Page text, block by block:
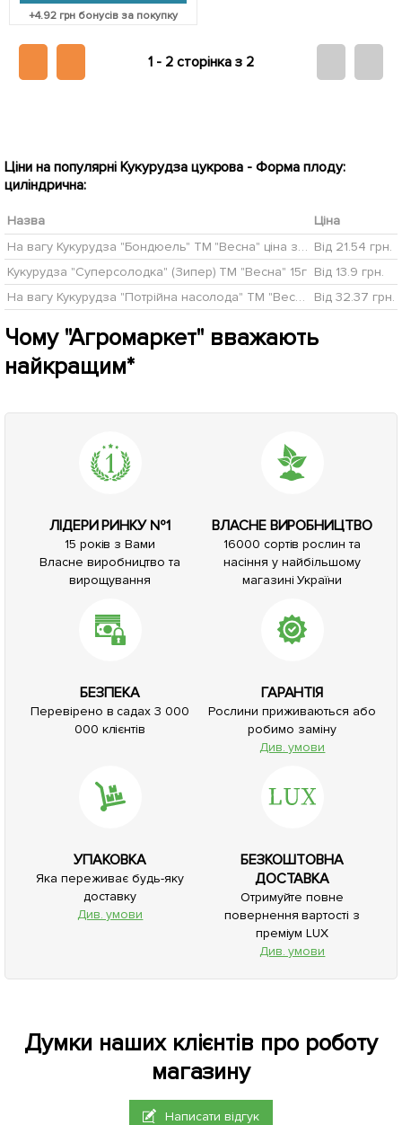
+4.92 грн бонусів за покупку
1 - 2 сторінка з 2
Ціни на популярні Кукурудза цукрова - Форма плоду:
циліндрична:
Назва
Ціна
На вагу Кукурудза "Бондюель" ТМ "Весна" ціна за 40г Від 21.54 грн.
Кукурудза "Суперсолодка" (Зипер) ТМ "Весна" 15г Від 13.9 грн.
На вагу Кукурудза "Потрійна насолода" ТМ "Весна" ціна за 40г
Від 32.37 грн.
Чому "Агромаркет" вважають
найкращим*
ЛІДЕРИ РИНКУ №1
15 років з Вами
Власне виробництво та
вирощування
ВЛАСНЕ ВИРОБНИЦТВО
16000 сортів рослин та
насіння у найбільшому
магазині України
БЕЗПЕКА
Перевірено в садах 3 000
000 клієнтів
ГАРАНТІЯ
Рослини приживаються або
робимо заміну
Див. умови
УПАКОВКА
Яка переживає будь-яку
доставку
Див. умови
БЕЗКОШТОВНА
ДОСТАВКА
Отримуйте повне
повернення вартості з
преміум LUX
Див. умови
Думки наших клієнтів про роботу
магазину
Написати відгук